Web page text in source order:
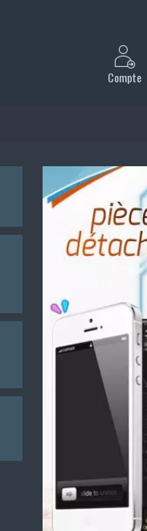
Compte